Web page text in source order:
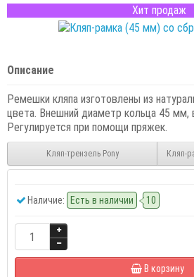
Хит продаж
Описание
Ремешки кляпа изготовлены из
цвета. Внешний диаметр кольца 45 мм,
Регулируется при помощи пряжек.
Кляп-трензель Pony Кляп-
Наличие: Есть в наличии 10
В корзину